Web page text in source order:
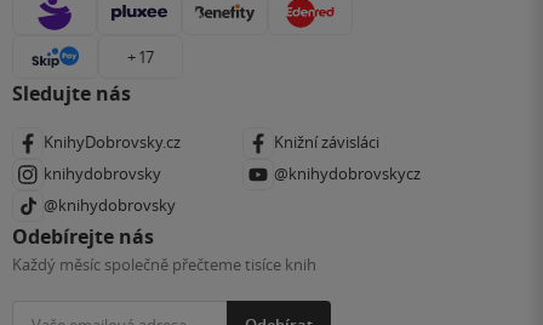
+ 17
Sledujte nás
KnihyDobrovsky.cz
Knižní závisláci
knihydobrovsky
@knihydobrovskycz
@knihydobrovsky
Odebírejte nás
Každý měsíc společně přečteme tisíce knih